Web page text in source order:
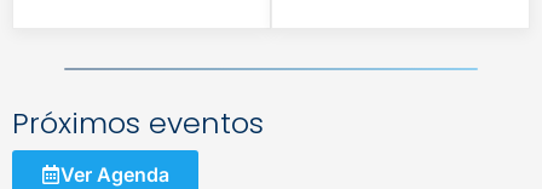
Próximos eventos
Ver Agenda